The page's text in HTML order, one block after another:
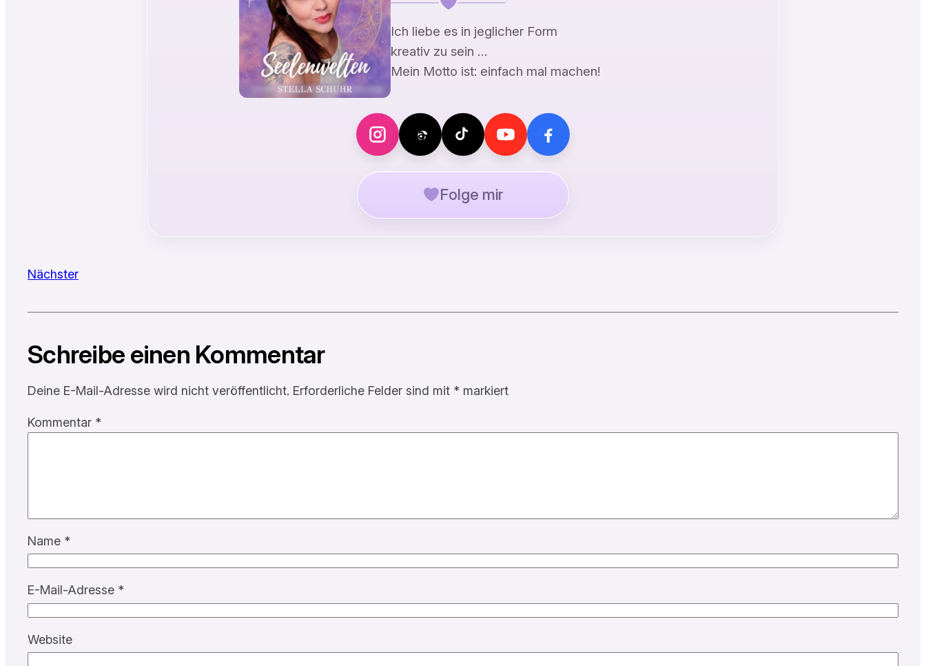
Ich liebe es in jeglicher Form
kreativ zu sein …
Mein Motto ist: einfach mal machen!
Folge mir
Nächster
Schreibe einen Kommentar
Deine E-Mail-Adresse wird nicht veröffentlicht. Erforderliche Felder sind mit * markiert
Kommentar *
Name *
E-Mail-Adresse *
Website